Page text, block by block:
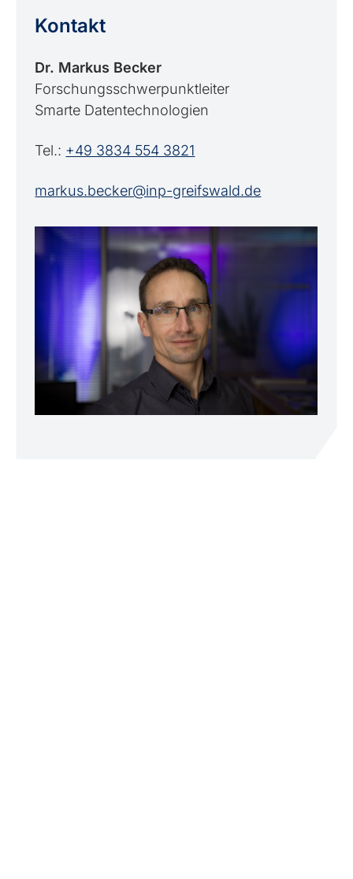
Kontakt
Dr. Markus Becker
Forschungsschwerpunktleiter
Smarte Datentechnologien
Tel.: +49 3834 554 3821
markus.becker@inp-greifswald.de